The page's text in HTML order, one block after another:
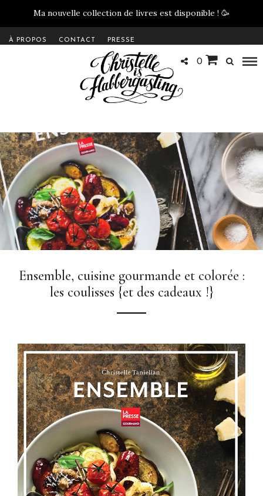
Ma nouvelle collection de livres est disponible ! 🥳
À PROPOS CONTACT PRESSE
0
Ensemble, cuisine gourmande et colorée :
les coulisses {et des cadeaux !}